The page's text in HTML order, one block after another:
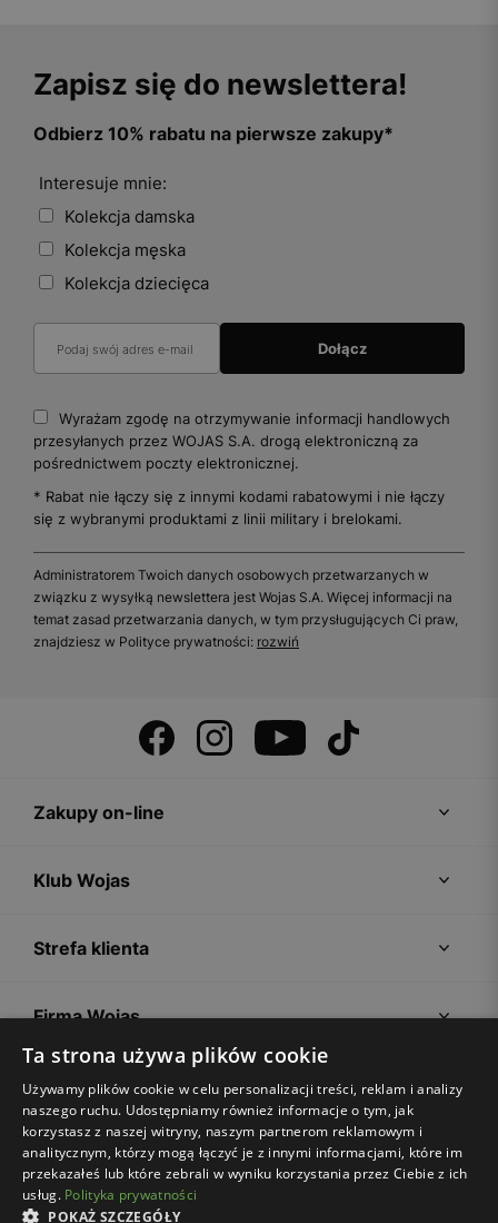
Zapisz się do newslettera!
Odbierz 10% rabatu na pierwsze zakupy*
Interesuje mnie:
Kolekcja damska
Kolekcja męska
Kolekcja dziecięca
Wyrażam zgodę na otrzymywanie informacji handlowych
przesyłanych przez WOJAS S.A. drogą elektroniczną za
pośrednictwem poczty elektronicznej.
* Rabat nie łączy się z innymi kodami rabatowymi i nie łączy
się z wybranymi produktami z linii military i brelokami.
Administratorem Twoich danych osobowych przetwarzanych w
związku z wysyłką newslettera jest Wojas S.A. Więcej informacji na
temat zasad przetwarzania danych, w tym przysługujących Ci praw,
znajdziesz w Polityce prywatności: rozwiń
Zakupy on-line
Klub Wojas
Strefa klienta
Firma Wojas
Porady
Ta strona używa plików cookie
Używamy plików cookie w celu personalizacji treści, reklam i analizy
naszego ruchu. Udostępniamy również informacje o tym, jak
korzystasz z naszej witryny, naszym partnerom reklamowym i
analitycznym, którzy mogą łączyć je z innymi informacjami, które im
przekazałeś lub które zebrali w wyniku korzystania przez Ciebie z ich
usług. Polityka prywatności
POKAŻ SZCZEGÓŁY